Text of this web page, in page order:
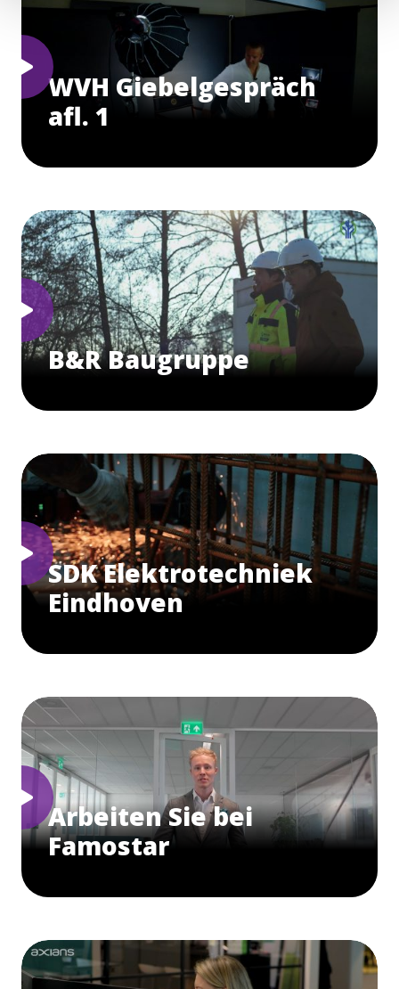
WVH Giebelgespräch
afl. 1
B&R Baugruppe
SDK Elektrotechniek
Eindhoven
Arbeiten Sie bei
Famostar